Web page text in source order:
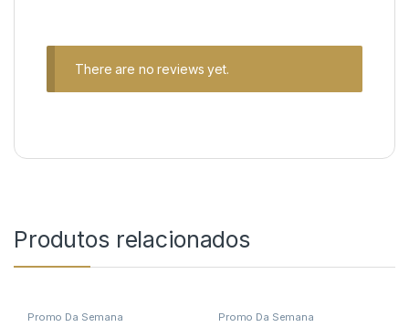
There are no reviews yet.
Produtos relacionados
Promo Da Semana Promo Da Semana